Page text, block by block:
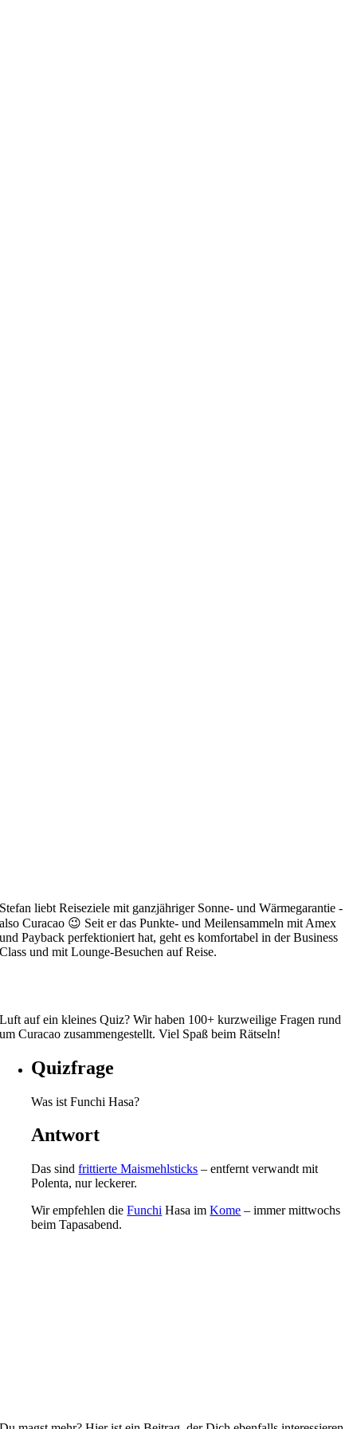
Stefan liebt Reiseziele mit ganzjähriger Sonne- und Wärmegarantie -
also Curacao 😉 Seit er das Punkte- und Meilensammeln mit Amex
und Payback perfektioniert hat, geht es komfortabel in der Business
Class und mit Lounge-Besuchen auf Reise.
Luft auf ein kleines Quiz? Wir haben 100+ kurzweilige Fragen rund
um Curacao zusammengestellt. Viel Spaß beim Rätseln!
Quizfrage
Was ist Funchi Hasa?
Antwort
Das sindfrittierte Maismehlsticks – entfernt verwandt mit
Polenta, nur leckerer.
Wir empfehlen dieFunchi Hasa imKome – immer mittwochs
beim Tapasabend.